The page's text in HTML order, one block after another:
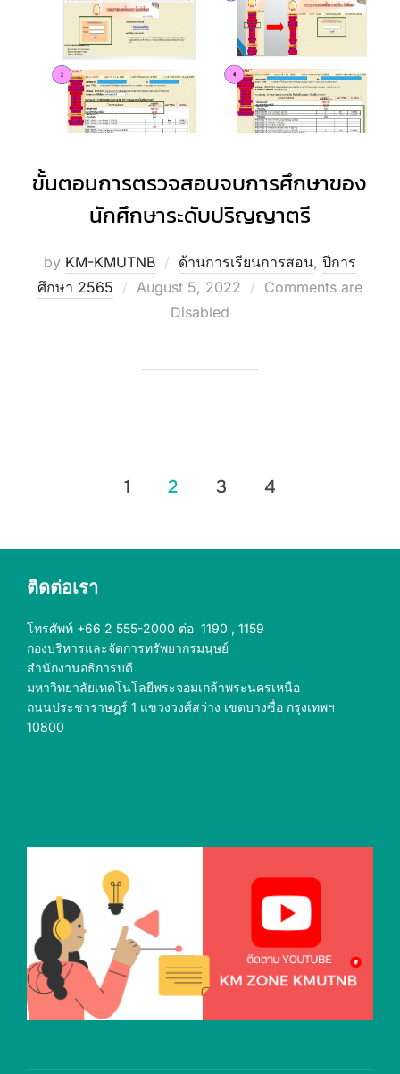
ขั้นตอนการตรวจสอบจบการศึกษาของ
นักศึกษาระดับปริญญาตรี
by KM-KMUTNB ด้านการเรียนการสอน, ปีการ
ศึกษา 2565
Posted
August 5, 2022
Comments are
Disabled
1 2 3 4
ติดต่อเรา
โทรศัพท์ +66 2 555-2000 ต่อ 1190 , 1159
กองบริหารและจัดการทรัพยากรมนุษย์
สำนักงานอธิการบดี
มหาวิทยาลัยเทคโนโลยีพระจอมเกล้าพระนครเหนือ
ถนนประชาราษฎร์ 1 แขวงวงศ์สว่าง เขตบางซื่อ กรุงเทพฯ
10800